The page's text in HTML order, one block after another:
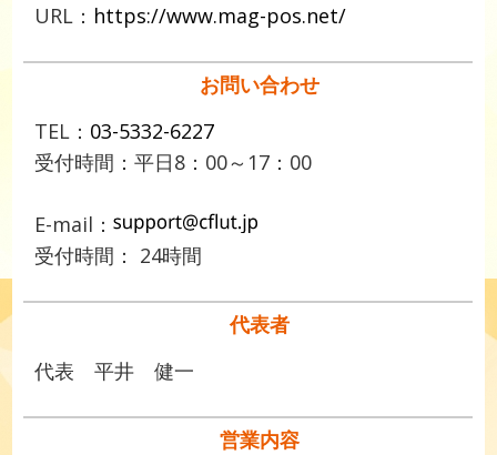
URL： https://www.mag-pos.net/
お問い合わせ
TEL： 03-5332-6227
受付時間：平日8：00～17：00
E-mail：
受付時間： 24時間
代表者
代表 平井 健一
営業内容